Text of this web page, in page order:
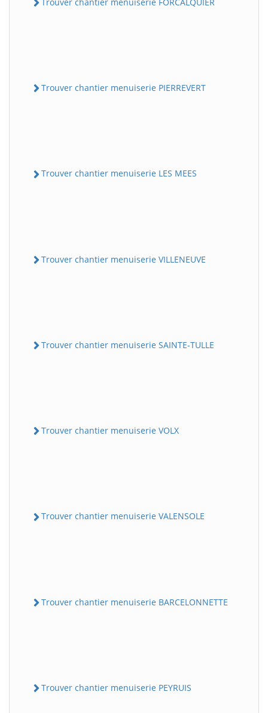
Trouver chantier menuiserie PIERREVERT
Trouver chantier menuiserie LES MEES
Trouver chantier menuiserie VILLENEUVE
Trouver chantier menuiserie SAINTE-TULLE
Trouver chantier menuiserie VOLX
Trouver chantier menuiserie VALENSOLE
Trouver chantier menuiserie BARCELONNETTE
Trouver chantier menuiserie PEYRUIS